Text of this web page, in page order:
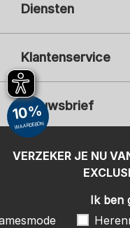
Diensten
Klantenservice
Nieuwsbrief
Uw e-mailadres
VERZEKER JE NU
10%
WAARDEBON
Ik ben